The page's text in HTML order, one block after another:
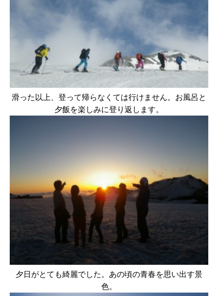
滑った以上、登って帰らなくては行けません。お風呂と
夕飯を楽しみに登り返します。
夕日がとても綺麗でした。あの頃の青春を思い出す景
色。